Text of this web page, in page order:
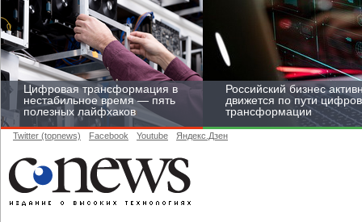
Цифровая трансформация в
нестабильное время — пять
полезных лайфхаков
Российский бизнес
движется по пути
трансформации
Twitter (topnews) Facebook Youtube Яндекс.Дзен